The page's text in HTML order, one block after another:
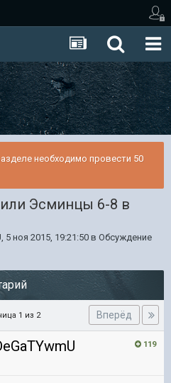
необходимо провести 50
Эсминцы 6-8 в
, 5 ноя 2015, 19:21:50 в Обсуждение
Вперёд
1 из 2
119